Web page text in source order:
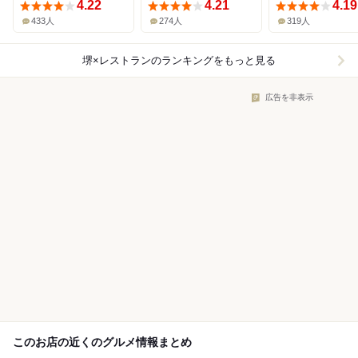
4.22
433人
4.21
274人
4.19
319人
堺×レストランのランキングをもっと見る
広告を非表示
このお店の近くのグルメ情報まとめ